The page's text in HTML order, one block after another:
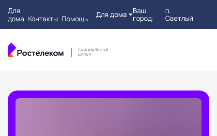
Для
дома Контакты Помощь Для дома
Ваш
город:
п.
Светлый